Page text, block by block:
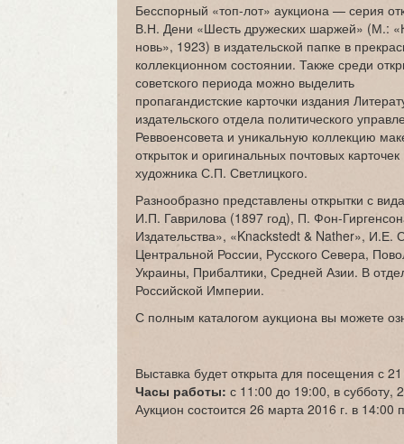
Бесспорный «топ-лот» аукциона — серия
В.Н. Дени «Шесть дружеских шаржей» (М.:
новь», 1923) в издательской папке в
коллекционном состоянии. Также среди
советского периода можно выделить
пропагандистские карточки издания
издательского отдела политического
Реввоенсовета и уникальную коллекцию
открыток и оригинальных почтовых
художника С.П. Светлицкого.
Разнообразно представлены открытки с
И.П. Гаврилова (1897 год), П. Фон-
Издательства», «Knackstedt & Nather»,
Центральной России, Русского Севера,
Украины, Прибалтики, Средней Азии. В
Российской Империи.
С полным каталогом аукциона вы можете
Выставка будет открыта для посещения с
Часы работы: с 11:00 до 19:00, в
Аукцион состоится 26 марта 2016 г. в 14:00